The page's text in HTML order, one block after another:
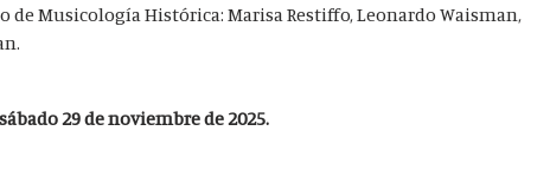
de Musicología Histórica:Marisa Restiffo, Leonardo Waisman,
29 de noviembre de 2025.